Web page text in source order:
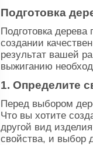
Подготовка
Подготовка
создании
результат вашей
выжиганию
1. Определите
Перед выбором
Что вы хотите
другой вид
свойства, и выбор